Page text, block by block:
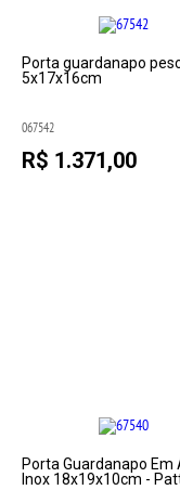
Porta guardanapo
5x17x16cm
067542
R$ 1.371,00
Porta Guardanapo Em
Inox 18x19x10cm -